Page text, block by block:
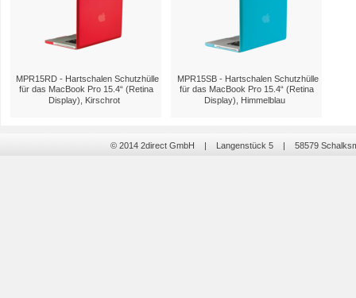
MPR15RD - Hartschalen Schutzhülle
für das MacBook Pro 15.4“ (Retina
Display), Kirschrot
MPR15SB - Hartschalen Schutzhülle
für das MacBook Pro 15.4“ (Retina
Display), Himmelblau
© 2014 2direct GmbH | Langenstück 5 | 58579